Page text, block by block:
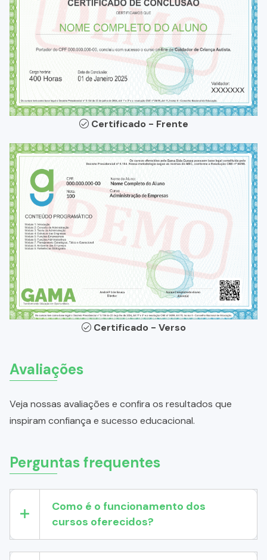
Certificado - Frente
Certificado - Verso
Avaliações
Veja nossas avaliações e confira os resultados que
inspiram confiança e sucesso educacional.
Perguntas frequentes
Como é o funcionamento dos
cursos oferecidos?